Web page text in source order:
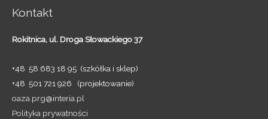
Kontakt
Rokitnica, ul. Droga Słowackiego 37
+48 58 683 18 95 (szkółka i sklep)
+48 501 721 926 (projektowanie)
oaza.prg@interia.pl
Polityka prywatności